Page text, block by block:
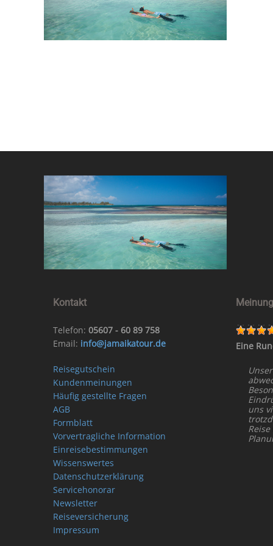
Kontakt
Telefon: 05607 - 60 89 758
Email: info@jamaikatour.de
Reisegutschein
Kundenmeinungen
Häufig gestellte Fragen
AGB
Formblatt
Vorvertragliche Information
Einreisebestimmungen
Wissenswertes
Datenschutzerklärung
Servicehonorar
Newsletter
Reiseversicherung
Impressum
Eine
uns